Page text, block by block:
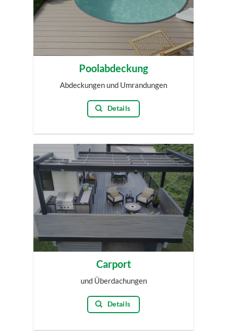
Poolabdeckung
Abdeckungen und Umrandungen
Details
Carport
und Überdachungen
Details